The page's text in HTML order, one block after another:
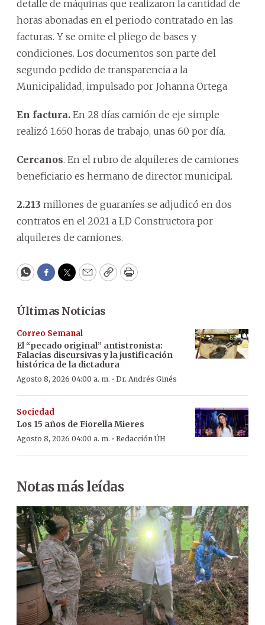
detalle de máquinas que realizaron la cantidad de
horas abonadas en el periodo contratado en las
facturas. Y se omite el pliego de bases y
condiciones. Los documentos son parte del
segundo pedido de transparencia a la
Municipalidad, impulsado por Johanna Ortega
En factura. En 28 días camión de eje simple
realizó 1.650 horas de trabajo, unas 60 por día.
Cercanos. En el rubro de alquileres de camiones
beneficiario es hermano de director municipal.
2.213 millones de guaraníes se adjudicó en dos
contratos en el 2021 a LD Constructora por
alquileres de camiones.
WhatsApp
Facebook
Twitter
EmailCopyPrint
Últimas Noticias
Correo Semanal
El “pecado original” antistronista:
Falacias discursivas y la justificación
histórica de la dictadura
Agosto 8, 2026 04:00 a. m. · Dr. Andrés Ginés
Sociedad
Los 15 años de Fiorella Mieres
Agosto 8, 2026 04:00 a. m. · Redacción ÚH
Notas más leídas